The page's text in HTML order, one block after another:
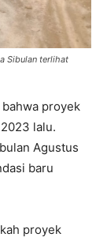
Sibulan terlihat
proyek
lalu.
Agustus
baru
proyek